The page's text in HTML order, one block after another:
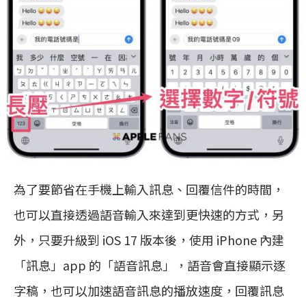
為了要節省在手機上輸入訊息、回覆信件的時間，
也可以直接透過語音輸入來達到更快速的方式，另
外，只要升級到 iOS 17 版本後，使用 iPhone 內建
「訊息」app 的「語音訊息」，語音會直接顯示逐
字稿，也可以加速語音訊息的播放速度，回覆訊息